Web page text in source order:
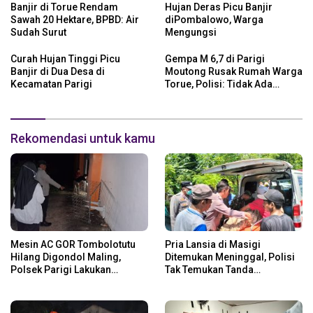
Banjir di Torue Rendam
Sawah 20 Hektare, BPBD: Air
Sudah Surut
Hujan Deras Picu Banjir
diPombalowo, Warga
Mengungsi
Curah Hujan Tinggi Picu
Banjir di Dua Desa di
Kecamatan Parigi
Gempa M 6,7 di Parigi
Moutong Rusak Rumah Warga
Torue, Polisi: Tidak Ada
Rekomendasi untuk kamu
Mesin AC GOR Tombolotutu
Hilang Digondol Maling,
Polsek Parigi Lakukan
Pria Lansia di Masigi
Ditemukan Meninggal, Polisi
Tak Temukan Tanda